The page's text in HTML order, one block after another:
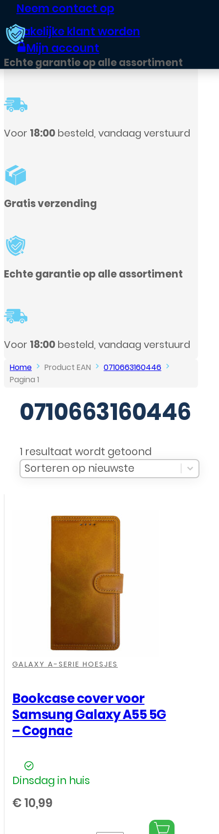
Neem contact op
Zakelijke klant worden
Mijn account
verstuurd
verstuurd
Home Product EAN
0710663160446
Pagina 1
0710663160446
1 resultaat wordt getoond
Sort Products
Sort content
Sorteren op nieuwste
Sort content
GALAXY A-SERIE HOESJES
Bookcase cover voor
Samsung Galaxy A55 5G
– Cognac
Dinsdag in huis
€10,99